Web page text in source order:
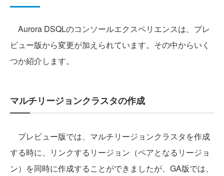
Aurora DSQLのコンソールエクスペリエンスは、プレ
ビュー版から変更が加えられています。その中からいく
つか紹介します。
マルチリージョンクラスタの作成
プレビュー版では、マルチリージョンクラスタを作成
する時に、リンクするリージョン（ペアとなるリージョ
ン）を同時に作成することができましたが、GA版では、